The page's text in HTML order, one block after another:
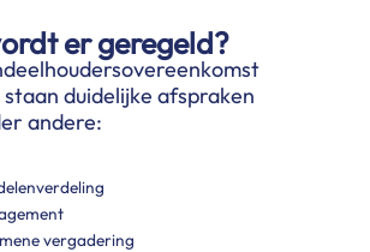
er geregeld?
duidelijke afspraken
andere:
vergadering